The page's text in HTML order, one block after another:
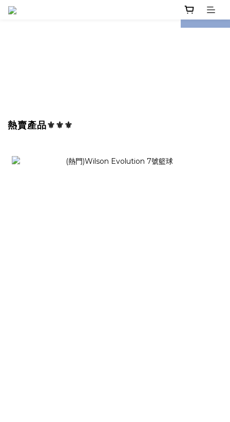
prev next
熱賣產品⚜️⚜️⚜️